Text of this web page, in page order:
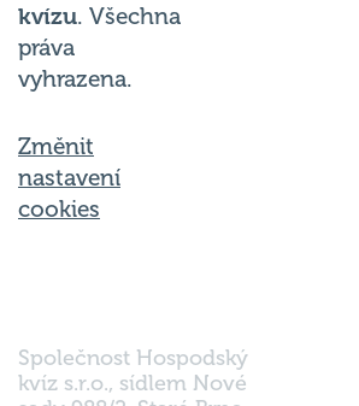
kvízu. Všechna
práva
vyhrazena.
Změnit
nastavení
cookies
Společnost Hospodský
kvíz s.r.o., sídlem Nové